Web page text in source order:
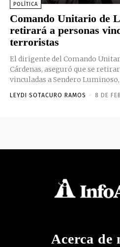
POLÍTICA
Comando Unitario de
retirará a personas
terroristas
El dirigente del Comando
Cárdenas, aseguró que se
vinculadas a Sendero
LEYDI SOTACURO RAMOS - 8 DE
Acerca de